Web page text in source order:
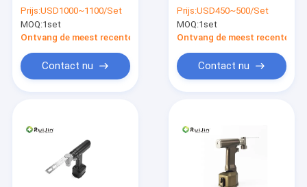
Producten
Ongeveer ons
Oscillerende Zaag
4.2mm Max Drilling
Prijs:USD1000~1100/Set
MOQ:1set
Ontvang de meest recente Prijs
Contact nu
Micro- Been
Medische Scherpe
Hulpmiddelen
Prijs:USD450~500/Set
MOQ:1set
Ontvang de meest recente
Contact nu